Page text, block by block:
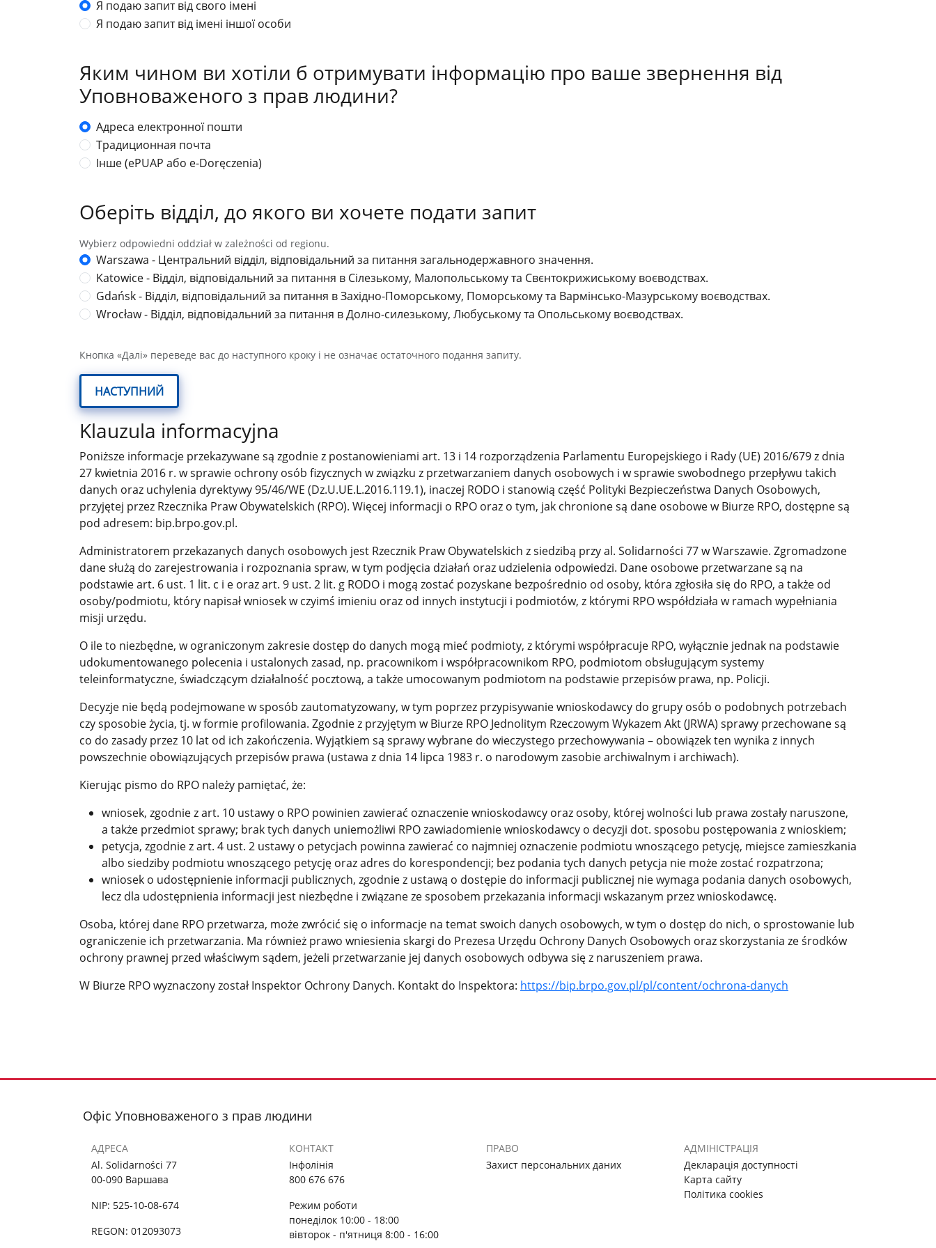
Я подаю запит від свого імені
Я подаю запит від імені іншої особи
Яким чином ви хотіли б отримувати інформацію про ваше звернення від
Уповноваженого з прав людини?
Адреса електронної пошти
Традиционная почта
Інше (ePUAP або e-Doręczenia)
Оберіть відділ, до якого ви хочете подати запит
Wybierz odpowiedni oddział w zależności od regionu.
Warszawa - Центральний відділ, відповідальний за питання загальнодержавного значення.
Katowice - Відділ, відповідальний за питання в Сілезькому, Малопольському та Свєнтокрижиському воєводствах.
Gdańsk - Відділ, відповідальний за питання в Західно-Поморському, Поморському та Вармінсько-Мазурському воєводствах.
Wrocław - Відділ, відповідальний за питання в Долно-силезькому, Любуському та Опольському воєводствах.
Кнопка «Далі» переведе вас до наступного кроку і не означає остаточного подання запиту.
НАСТУПНИЙ
Klauzula informacyjna
Poniższe informacje przekazywane są zgodnie z postanowieniami art. 13 i 14 rozporządzenia Parlamentu Europejskiego i Rady (UE) 2016/679 z dnia
27 kwietnia 2016 r. w sprawie ochrony osób fizycznych w związku z przetwarzaniem danych osobowych i w sprawie swobodnego przepływu takich
danych oraz uchylenia dyrektywy 95/46/WE (Dz.U.UE.L.2016.119.1), inaczej RODO i stanowią część Polityki Bezpieczeństwa Danych Osobowych,
przyjętej przez Rzecznika Praw Obywatelskich (RPO). Więcej informacji o RPO oraz o tym, jak chronione są dane osobowe w Biurze RPO, dostępne są
pod adresem: bip.brpo.gov.pl.
Administratorem przekazanych danych osobowych jest Rzecznik Praw Obywatelskich z siedzibą przy al. Solidarności 77 w Warszawie. Zgromadzone
dane służą do zarejestrowania i rozpoznania spraw, w tym podjęcia działań oraz udzielenia odpowiedzi. Dane osobowe przetwarzane są na
podstawie art. 6 ust. 1 lit. c i e oraz art. 9 ust. 2 lit. g RODO i mogą zostać pozyskane bezpośrednio od osoby, która zgłosiła się do RPO, a także od
osoby/podmiotu, który napisał wniosek w czyimś imieniu oraz od innych instytucji i podmiotów, z którymi RPO współdziała w ramach wypełniania
misji urzędu.
O ile to niezbędne, w ograniczonym zakresie dostęp do danych mogą mieć podmioty, z którymi współpracuje RPO, wyłącznie jednak na podstawie
udokumentowanego polecenia i ustalonych zasad, np. pracownikom i współpracownikom RPO, podmiotom obsługującym systemy
teleinformatyczne, świadczącym działalność pocztową, a także umocowanym podmiotom na podstawie przepisów prawa, np. Policji.
Decyzje nie będą podejmowane w sposób zautomatyzowany, w tym poprzez przypisywanie wnioskodawcy do grupy osób o podobnych potrzebach
czy sposobie życia, tj. w formie profilowania. Zgodnie z przyjętym w Biurze RPO Jednolitym Rzeczowym Wykazem Akt (JRWA) sprawy przechowane są
co do zasady przez 10 lat od ich zakończenia. Wyjątkiem są sprawy wybrane do wieczystego przechowywania – obowiązek ten wynika z innych
powszechnie obowiązujących przepisów prawa (ustawa z dnia 14 lipca 1983 r. o narodowym zasobie archiwalnym i archiwach).
Kierując pismo do RPO należy pamiętać, że:
wniosek, zgodnie z art. 10 ustawy o RPO powinien zawierać oznaczenie wnioskodawcy oraz osoby, której wolności lub prawa zostały naruszone,
a także przedmiot sprawy; brak tych danych uniemożliwi RPO zawiadomienie wnioskodawcy o decyzji dot. sposobu postępowania z wnioskiem;
petycja, zgodnie z art. 4 ust. 2 ustawy o petycjach powinna zawierać co najmniej oznaczenie podmiotu wnoszącego petycję, miejsce zamieszkania
albo siedziby podmiotu wnoszącego petycję oraz adres do korespondencji; bez podania tych danych petycja nie może zostać rozpatrzona;
wniosek o udostępnienie informacji publicznych, zgodnie z ustawą o dostępie do informacji publicznej nie wymaga podania danych osobowych,
lecz dla udostępnienia informacji jest niezbędne i związane ze sposobem przekazania informacji wskazanym przez wnioskodawcę.
Osoba, której dane RPO przetwarza, może zwrócić się o informacje na temat swoich danych osobowych, w tym o dostęp do nich, o sprostowanie lub
ograniczenie ich przetwarzania. Ma również prawo wniesienia skargi do Prezesa Urzędu Ochrony Danych Osobowych oraz skorzystania ze środków
ochrony prawnej przed właściwym sądem, jeżeli przetwarzanie jej danych osobowych odbywa się z naruszeniem prawa.
W Biurze RPO wyznaczony został Inspektor Ochrony Danych. Kontakt do Inspektora: https://bip.brpo.gov.pl/pl/content/ochrona-danych
Офіс Уповноваженого з прав людини
АДРЕСА
Al. Solidarności 77
00-090 Варшава
NIP: 525-10-08-674
REGON: 012093073
КОНТАКТ
Інфолінія
800 676 676
Режим роботи
понеділок 10:00 - 18:00
вівторок - п'ятниця 8:00 - 16:00
ПРАВО
Захист персональних даних
АДМІНІСТРАЦІЯ
Декларація доступності
Карта сайту
Політика cookies